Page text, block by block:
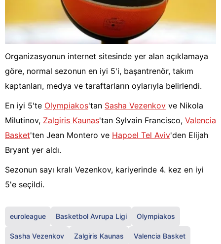
Organizasyonun internet sitesinde yer alan açıklamaya
göre, normal sezonun en iyi 5'i, başantrenör, takım
kaptanları, medya ve taraftarların oylarıyla belirlendi.
En iyi 5'te Olympiakos'tan Sasha Vezenkov ve Nikola
Milutinov, Zalgiris Kaunas'tan Sylvain Francisco, Valencia
Basket'ten Jean Montero ve Hapoel Tel Aviv'den Elijah
Bryant yer aldı.
Sezonun sayı kralı Vezenkov, kariyerinde 4. kez en iyi
5'e seçildi.
euroleague Basketbol Avrupa Ligi Olympiakos
Sasha Vezenkov Zalgiris Kaunas Valencia Basket